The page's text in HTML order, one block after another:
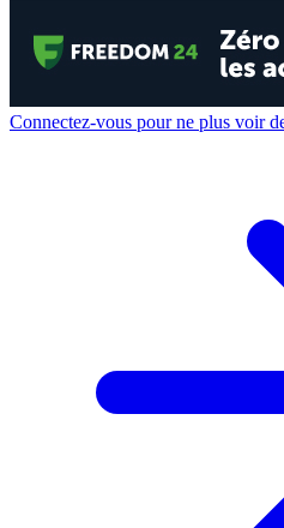
Connectez-vous pour ne plus voir